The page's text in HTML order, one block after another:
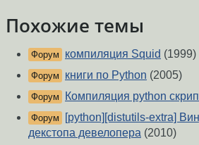
Похожие темы
Форум компиляция Squid (1999)
Форум книги по Python (2005)
Форум Компиляция python
Форум
[python][distutils-extra]
декстопа девелопера (2010)